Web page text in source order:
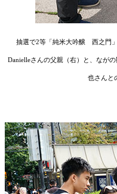
抽選で2等「純米大吟醸 西之門」
Danielleさんの父親（右）と、なが
也さんと